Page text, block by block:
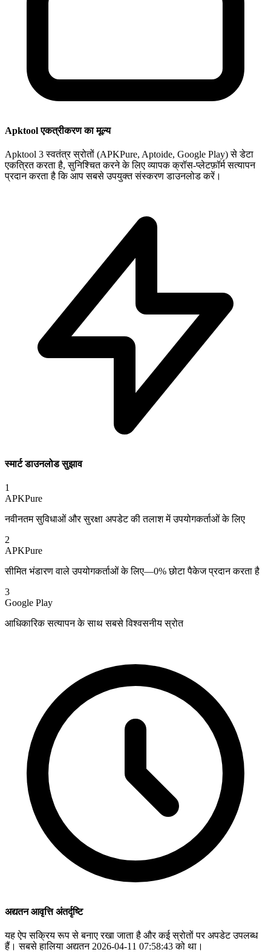
Apktool एकत्रीकरण का मूल्य
Apktool 3 स्वतंत्र स्रोतों (APKPure, Aptoide, Google Play) से डेटा
एकत्रित करता है, सुनिश्चित करने के लिए व्यापक क्रॉस-प्लेटफ़ॉर्म सत्यापन
प्रदान करता है कि आप सबसे उपयुक्त संस्करण डाउनलोड करें।
स्मार्ट डाउनलोड सुझाव
1
APKPure
नवीनतम सुविधाओं और सुरक्षा अपडेट की तलाश में उपयोगकर्ताओं के लिए
2
APKPure
सीमित भंडारण वाले उपयोगकर्ताओं के लिए—0% छोटा पैकेज प्रदान करता है
3
Google Play
आधिकारिक सत्यापन के साथ सबसे विश्वसनीय स्रोत
अद्यतन आवृत्ति अंतर्दृष्टि
यह ऐप सक्रिय रूप से बनाए रखा जाता है और कई स्रोतों पर अपडेट उपलब्ध
हैं। सबसे हालिया अद्यतन 2026-04-11 07:58:43 को था।